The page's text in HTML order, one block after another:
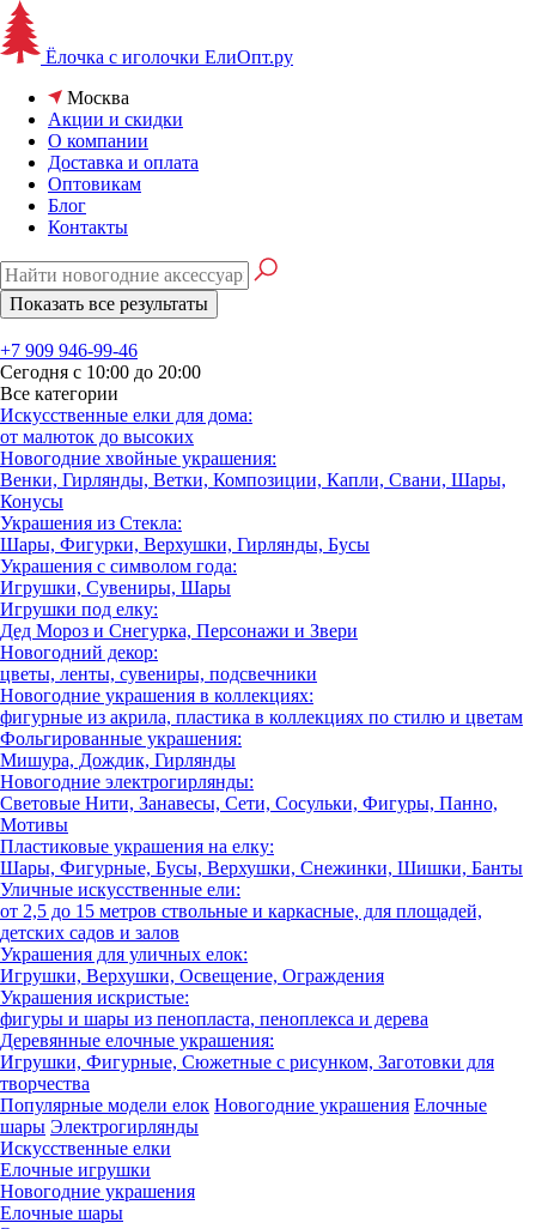
Ёлочка с иголочки ЕлиОпт.ру
Москва
Акции и скидки
О компании
Доставка и оплата
Оптовикам
Блог
Контакты
+7 909 946-99-46
Сегодня с 10:00 до 20:00
Все категории
Искусственные елки для дома:
от малюток до высоких
Новогодние хвойные украшения:
Венки, Гирлянды, Ветки, Композиции, Капли, Свани, Шары,
Конусы
Украшения из Стекла:
Шары, Фигурки, Верхушки, Гирлянды, Бусы
Украшения с символом года:
Игрушки, Сувениры, Шары
Игрушки под елку:
Дед Мороз и Снегурка, Персонажи и Звери
Новогодний декор:
цветы, ленты, сувениры, подсвечники
Новогодние украшения в коллекциях:
фигурные из акрила, пластика в коллекциях по стилю и цветам
Фольгированные украшения:
Мишура, Дождик, Гирлянды
Новогодние электрогирлянды:
Световые Нити, Занавесы, Сети, Сосульки, Фигуры, Панно,
Мотивы
Пластиковые украшения на елку:
Шары, Фигурные, Бусы, Верхушки, Снежинки, Шишки, Банты
Уличные искусственные ели:
от 2,5 до 15 метров ствольные и каркасные, для площадей,
детских садов и залов
Украшения для уличных елок:
Игрушки, Верхушки, Освещение, Ограждения
Украшения искристые:
фигуры и шары из пенопласта, пеноплекса и дерева
Деревянные елочные украшения:
Игрушки, Фигурные, Сюжетные с рисунком, Заготовки для
творчества
Популярные модели елок Новогодние украшения Елочные
шары Электрогирлянды
Искусственные елки
Елочные игрушки
Новогодние украшения
Елочные шары